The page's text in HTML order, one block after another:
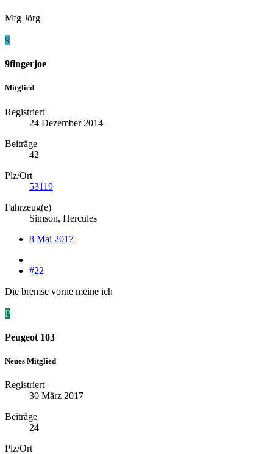
Mfg Jörg
9
9fingerjoe
Mitglied
Registriert
24 Dezember 2014
Beiträge
42
Plz/Ort
53119
Fahrzeug(e)
Simson, Hercules
8 Mai 2017
#22
Die bremse vorne meine ich
P
Peugeot 103
Neues Mitglied
Registriert
30 März 2017
Beiträge
24
Plz/Ort